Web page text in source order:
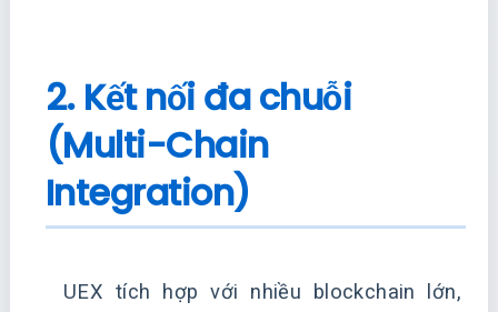
2. Kết nối đa chuỗi
(Multi-Chain
Integration)
UEX tích hợp với nhiều blockchain lớn,